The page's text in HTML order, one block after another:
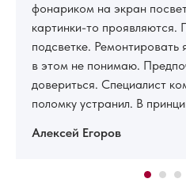
фонариком на экран
картинки-то проявляются.
подсветке. Ремонтировать
в этом не понимаю.
довериться. Специалист
поломку устранил. В
Алексей Егоров